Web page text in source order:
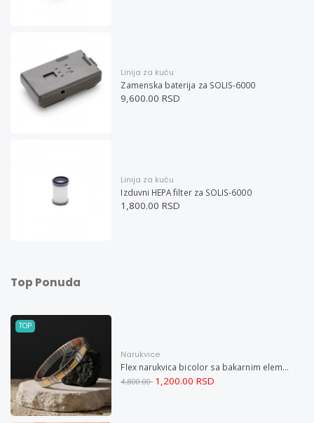
Linija za kuću
Zamenska baterija za SOLIS-6000
9,600.00 RSD
Linija za kuću
Izduvni HEPA filter za SOLIS-6000
1,800.00 RSD
Top Ponuda
TOP
Narukvice
Flex narukvica bicolor sa bakarnim elementima XL
4,800.00 1,200.00 RSD